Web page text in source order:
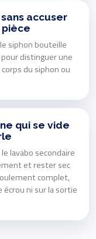
accuser
siphon bouteille
distinguer une
du siphon ou
qui se vide
lavabo secondaire
et rester sec
complet,
ni sur la sortie